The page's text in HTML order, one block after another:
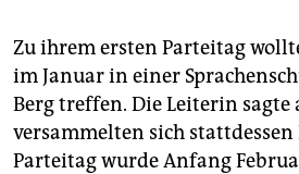
Zu ihrem ersten Parteitag
im Januar in einer
Berg treffen. Die Leiterin sagte
versammelten sich stattdessen
Parteitag wurde Anfang